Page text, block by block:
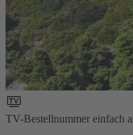
TV-Bestellnummer einfach